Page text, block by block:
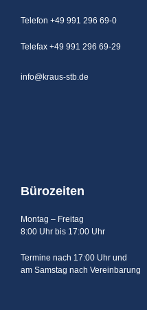
Telefon +49 991 296 69-0
Telefax +49 991 296 69-29
info@kraus-stb.de
Bürozeiten
Montag – Freitag
8:00 Uhr bis 17:00 Uhr
Termine nach 17:00 Uhr und
am Samstag nach Vereinbarung